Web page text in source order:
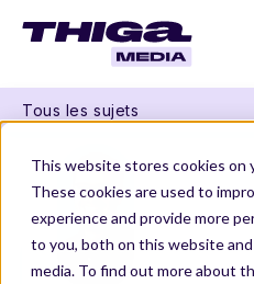
This website stores cookies on
These cookies are used to
experience and provide more
to you, both on this website
media. To find out more about
Tous les sujets